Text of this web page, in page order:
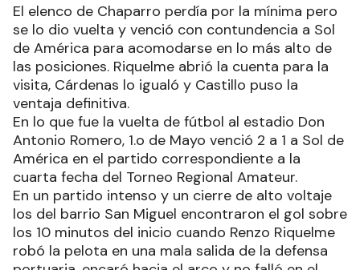
El elenco de Chaparro perdía por la mínima pero
se lo dio vuelta y venció con contundencia a Sol
de América para acomodarse en lo más alto de
las posiciones. Riquelme abrió la cuenta para la
visita, Cárdenas lo igualó y Castillo puso la
ventaja definitiva.
En lo que fue la vuelta de fútbol al estadio Don
Antonio Romero, 1.o de Mayo venció 2 a 1 a Sol de
América en el partido correspondiente a la
cuarta fecha del Torneo Regional Amateur.
En un partido intenso y un cierre de alto voltaje
los del barrio San Miguel encontraron el gol sobre
los 10 minutos del inicio cuando Renzo Riquelme
robó la pelota en una mala salida de la defensa